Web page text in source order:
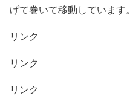
げて巻いて移動しています。
リンク
リンク
リンク